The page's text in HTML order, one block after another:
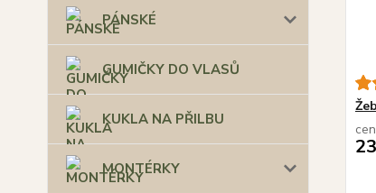
PÁNSKÉ
GUMIČKY DO VLASŮ
KUKLA NA PŘILBU
MONTÉRKY